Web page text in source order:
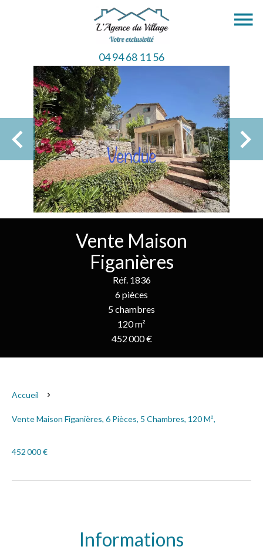
04 94 68 11 56
Vente Maison
Figanières
Réf. 1836
6 pièces
5 chambres
120 m²
452 000 €
Accueil
Vente Maison Figanières, 6 Pièces, 5 Chambres, 120 M²,
452 000 €
Informations